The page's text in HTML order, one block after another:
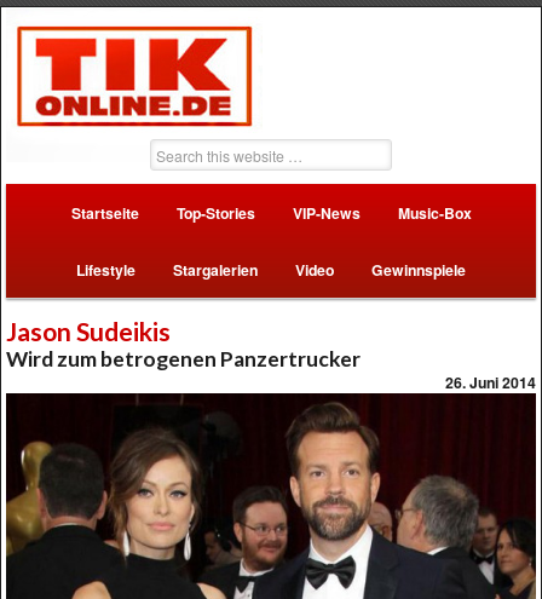
Startseite Top-Stories VIP-News Music-Box
Lifestyle Stargalerien Video Gewinnspiele
Jason Sudeikis
Wird zum betrogenen Panzertrucker
26. Juni 2014